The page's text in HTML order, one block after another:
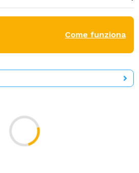
Come funziona